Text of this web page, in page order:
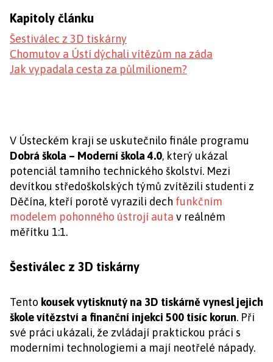
Kapitoly článku
Šestiválec z 3D tiskárny
Chomutov a Ústí dýchali vítězům na záda
Jak vypadala cesta za půlmilionem?
V Ústeckém kraji se uskutečnilo finále programu
Dobrá škola – Moderní škola 4.0, který ukázal
potenciál tamního technického školství. Mezi
devítkou středoškolských týmů zvítězili studenti z
Děčína, kteří porotě vyrazili dech funkčním
modelem pohonného ústrojí auta v reálném
měřítku 1:1.
Šestiválec z 3D tiskárny
Tento kousek vytisknutý na 3D tiskárně vynesl jejich
škole vítězství a finanční injekci 500 tisíc korun. Při
své práci ukázali, že zvládají praktickou práci s
moderními technologiemi a mají neotřelé nápady.